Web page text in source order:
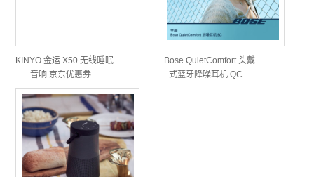
KINYO 金运 X50 无线睡眠
音响 京东优惠券…
Bose QuietComfort 头戴
式蓝牙降噪耳机 QC…